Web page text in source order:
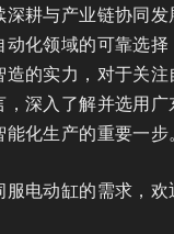
耕与产业链协同
化领域的可靠选
的实力，对于关
深入了解并选用
化生产的重要一步。
电动缸的需求，欢